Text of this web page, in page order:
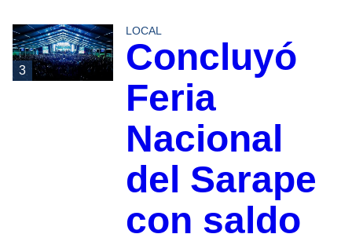
3
LOCAL
Concluyó
Feria
Nacional
del Sarape
con saldo